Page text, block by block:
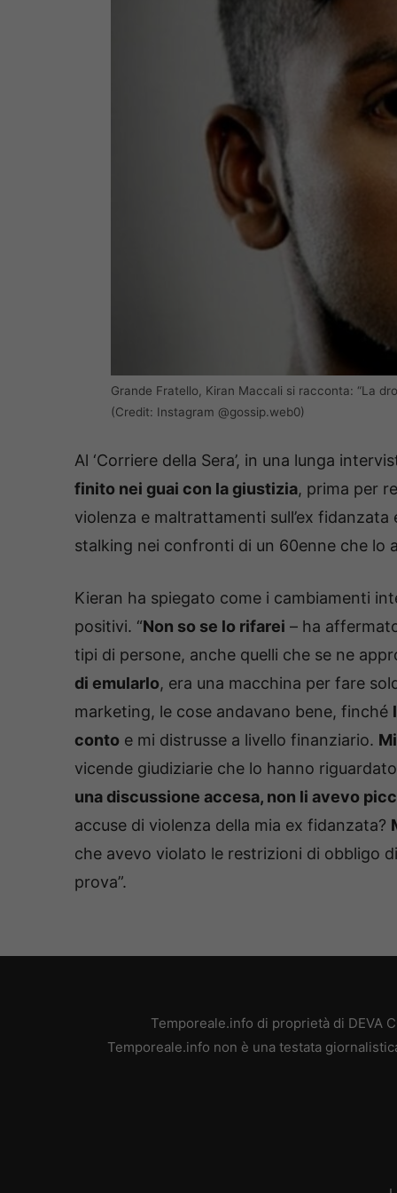
Grande Fratello, Kiran Maccali si racconta: “La
(Credit: Instagram @gossip.web0)
Al ‘Corriere della Sera’, in una lunga
finito nei guai con la giustizia, prima per
violenza e maltrattamenti sull’ex
stalking nei confronti di un 60enne che lo
Kieran ha spiegato come i cambiamenti
positivi. “Non so se lo rifarei – ha
tipi di persone, anche quelli che se ne
di emularlo, era una macchina per fare
marketing, le cose andavano bene, finché
conto e mi distrusse a livello finanziario.
vicende giudiziarie che lo hanno
una discussione accesa, non li avevo
accuse di violenza della mia ex fidanzata?
che avevo violato le restrizioni di obbligo
prova”.
Temporeale.info di proprietà di DEVA
Temporeale.info non è una testata